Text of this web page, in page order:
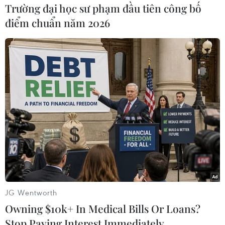
Theo ông, sự hiện diện của tàu khảo sát Oruc
Reis trên Địa Trung Hải đã đi ngược lại với
những gì mà Liên minh châu Âu (EU) đã nhất
trí, đó là tiến hành mọi biện pháp ngoại giao để
giảm căng thẳng gia tăng.
Trước đó, Đại diện cấp cao của EU về chính sách
an ninh và đối ngoại Josep Borrell cũng cảnh
báo Thổ Nhĩ Kỳ về quyết định trên, đồng thời
cho biết các nhà lãnh đạo EU sẽ thảo luận vấn
đề này tại hội nghị thượng đỉnh cuối tuần này.
Theo ông Borrell, động thái trên của Thổ Nhĩ Kỳ
"sẽ dẫn đến những căng thẳng mới thay vì góp
phần vào nỗ lực giảm leo thang mà EU kêu gọi
tại cuộc họp hồi đầu tháng này."
Trường đại học sư phạm đầu tiên công bố
điểm chuẩn năm 2026
JG Wentworth
Owning $10k+ In Medical Bills Or Loans?